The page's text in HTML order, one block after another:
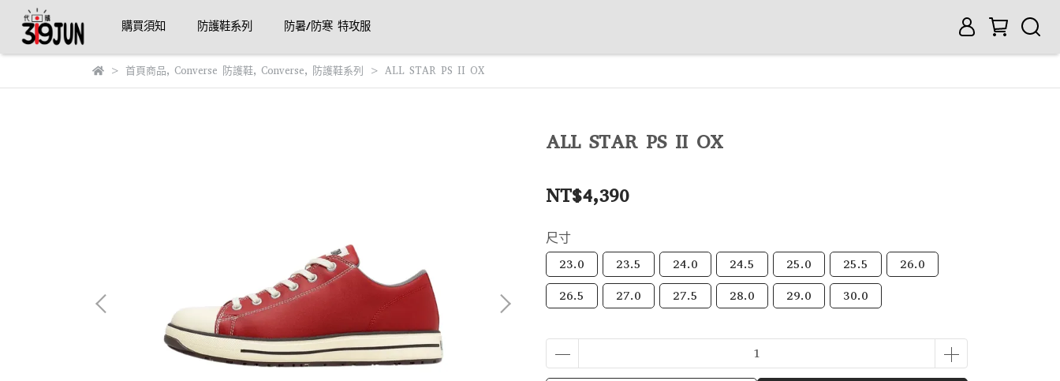
購買須知 防護鞋系列 防暑/防寒 特攻服
首頁商品, Converse 防護鞋, Converse, 防護鞋系列 ALL STAR PS II OX
ALL STAR PS II OX
NT$4,390
尺寸
23.0
23.5 24.0 24.5 25.0 25.5
26.0
26.5
27.0 27.5 28.0 29.0 30.0